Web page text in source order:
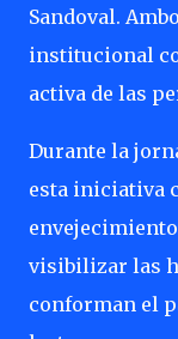
Sandoval.
institucional
activa de las
Durante la
esta iniciativa
visibilizar las
conforman el